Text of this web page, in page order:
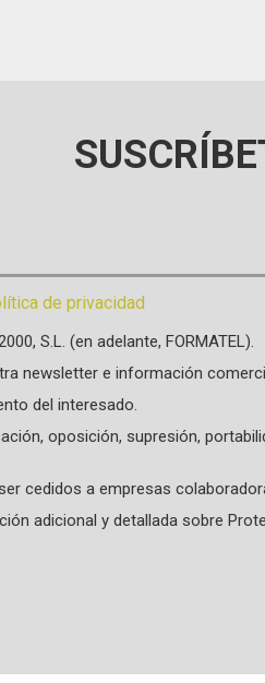
de privacidad
S.L. (en adelante, FORMATEL).
newsletter e información
del interesado.
oposición, supresión,
cedidos a empresas
adicional y detallada sobre